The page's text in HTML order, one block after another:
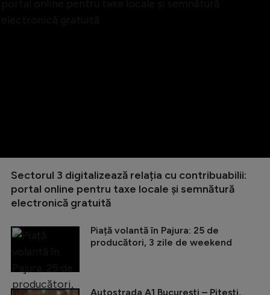
Sectorul 3 digitalizează relația cu contribuabilii:
portal online pentru taxe locale și semnătură
electronică gratuită
Piață volantă în Pajura: 25 de
producători, 3 zile de weekend
Autostrada A1 București – Pitești,